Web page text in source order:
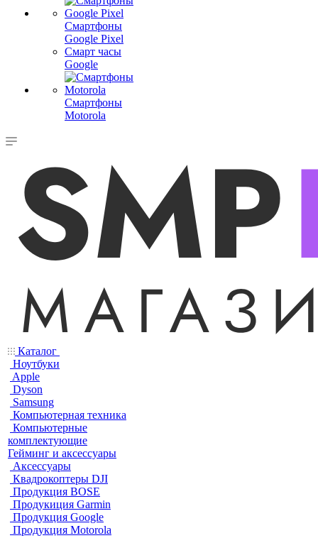
Смартфоны
Google Pixel
Смарт часы
Google
Смартфоны
Motorola
Каталог
Ноутбуки
Apple
Dyson
Samsung
Компьютерная техника
Компьютерные
комплектующие
Гейминг и аксессуары
Аксессуары
Квадрокоптеры DJI
Продукция BOSE
Продукиция Garmin
Продукция Google
Продукция Motorola